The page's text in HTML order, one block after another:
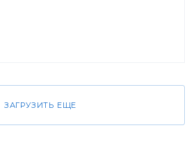
ЗАГРУЗИТЬ ЕЩЕ